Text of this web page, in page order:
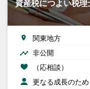
資産税につよい税理
関東地方
非公開
（応相談）
更なる成長のため